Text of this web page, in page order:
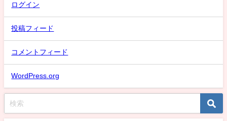
ログイン
投稿フィード
コメントフィード
WordPress.org